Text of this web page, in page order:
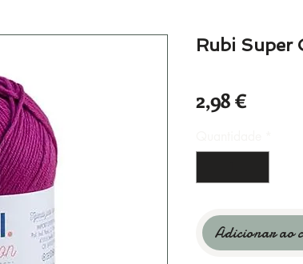
Rubi Super
2,98 €
Adicionar ao